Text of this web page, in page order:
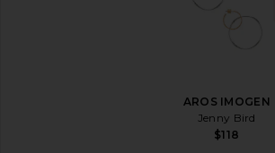
AROS IMOGEN
Jenny Bird
$118